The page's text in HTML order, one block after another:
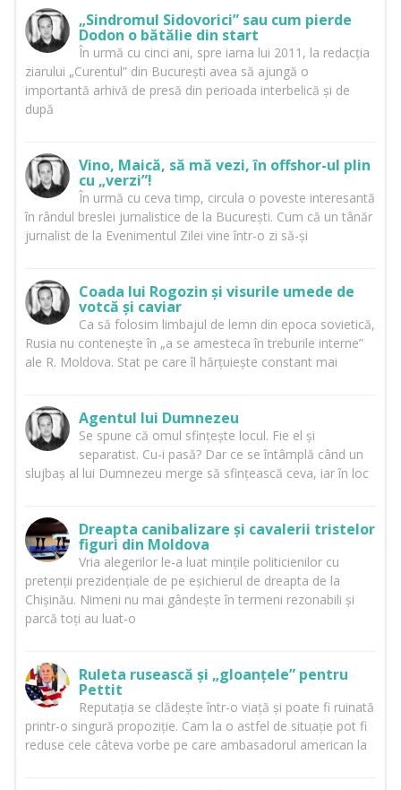
„Sindromul Sidovorici” sau cum pierde
Dodon o bătălie din start
În urmă cu cinci ani, spre iarna lui 2011, la redacția
ziarului „Curentul” din București avea să ajungă o
importantă arhivă de presă din perioada interbelică și de
după
Vino, Maică, să mă vezi, în offshor-ul plin
cu „verzi”!
În urmă cu ceva timp, circula o poveste interesantă
în rândul breslei jurnalistice de la București. Cum că un tânăr
jurnalist de la Evenimentul Zilei vine într-o zi să-și
Coada lui Rogozin și visurile umede de
votcă și caviar
Ca să folosim limbajul de lemn din epoca sovietică,
Rusia nu contenește în „a se amesteca în treburile interne”
ale R. Moldova. Stat pe care îl hărțuiește constant mai
Agentul lui Dumnezeu
Se spune că omul sfințește locul. Fie el și
separatist. Cu-i pasă? Dar ce se întâmplă când un
slujbaș al lui Dumnezeu merge să sfințească ceva, iar în loc
Dreapta canibalizare și cavalerii tristelor
figuri din Moldova
Vria alegerilor le-a luat mințile politicienilor cu
pretenții prezidențiale de pe eșichierul de dreapta de la
Chișinău. Nimeni nu mai gândește în termeni rezonabili și
parcă toți au luat-o
Ruleta rusească și „gloanțele” pentru
Pettit
Reputația se clădește într-o viață și poate fi ruinată
printr-o singură propoziție. Cam la o astfel de situație pot fi
reduse cele câteva vorbe pe care ambasadorul american la